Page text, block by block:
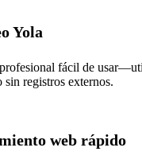
Yola
fácil de
sin registros externos.
web rápido